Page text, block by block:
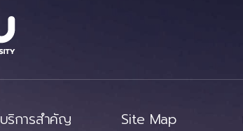
บริการสำคัญ Site Map